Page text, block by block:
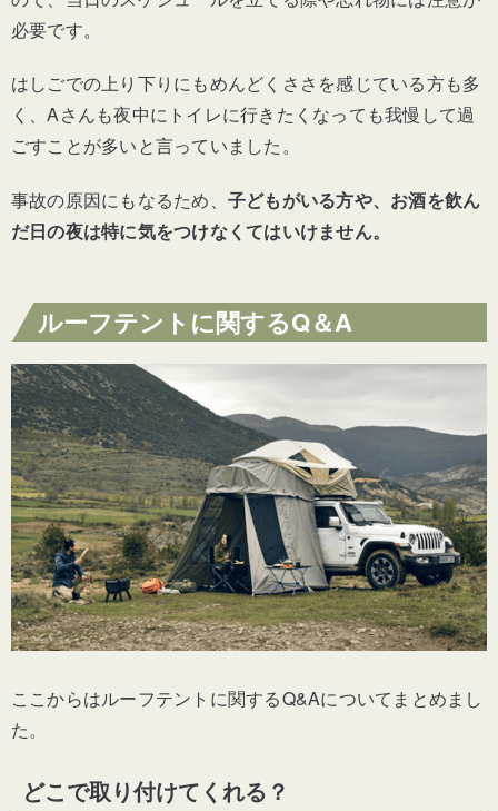
必要です。
はしごでの上り下りにもめんどくささを感じている方も多
く、Aさんも夜中にトイレに行きたくなっても我慢して過
ごすことが多いと言っていました。
事故の原因にもなるため、 子どもがいる方や、お酒を飲ん
だ日の夜は特に気をつけなくてはいけません。
ルーフテントに関するQ＆A
ここからはルーフテントに関するQ&Aについてまとめまし
た。
どこで取り付けてくれる？